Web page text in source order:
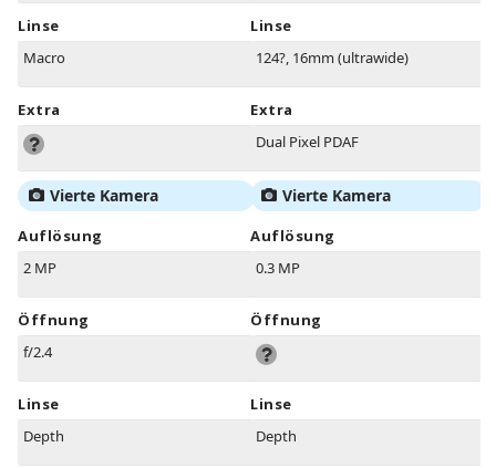
Linse
Macro
Extra
Vierte Kamera
Auflösung
2 MP
Öffnung
f/2.4
Linse
Depth
Linse
124?, 16mm (ultrawide)
Extra
Dual Pixel PDAF
Vierte Kamera
Auflösung
0.3 MP
Öffnung
Linse
Depth